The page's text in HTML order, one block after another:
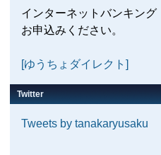
インターネットバンキン
お申込みください。
[ゆうちょダイレクト]
Twitter
Tweets by tanakaryusaku